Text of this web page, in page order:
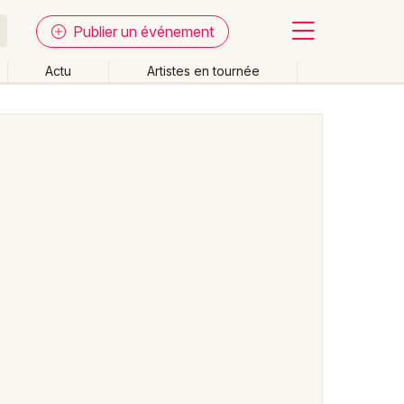
Publier un événement
Actu Artistes en tournée